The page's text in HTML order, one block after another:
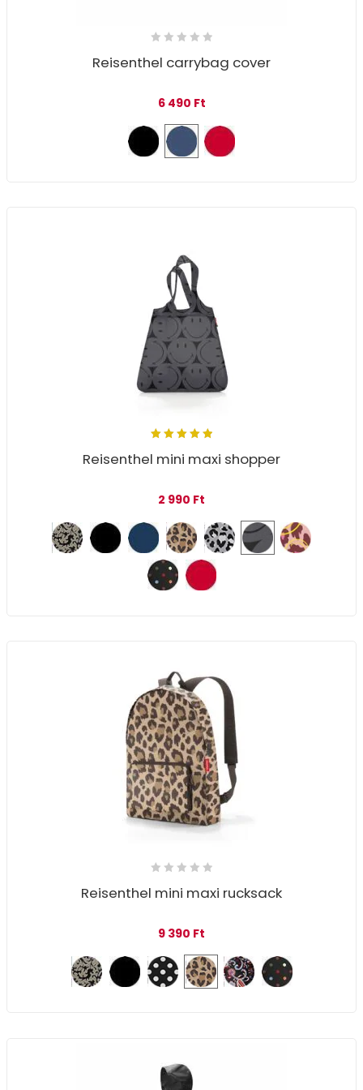
Reisenthel carrybag cover
6 490 Ft
5.00 out
of 5
Reisenthel mini maxi shopper
2 990 Ft
Reisenthel mini maxi rucksack
9 390 Ft